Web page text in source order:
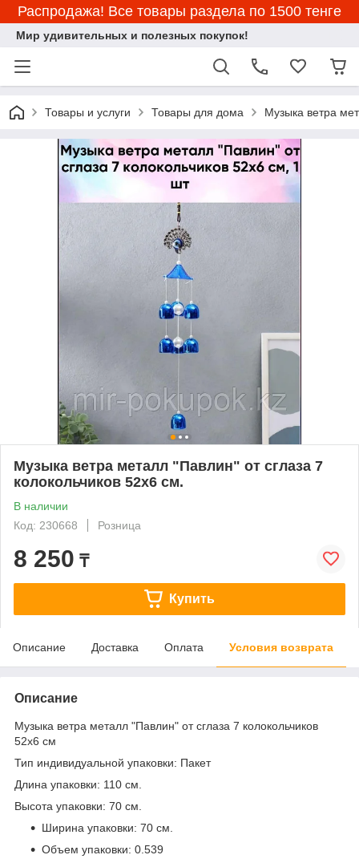
Распродажа! Все товары раздела по 1500 тенге
Мир удивительных и полезных покупок!
Товары и услуги Товары для дома Музыка ветра
Музыка ветра металл "Павлин" от сглаза 7
колокольчиков 52х6 см.
В наличии
Код: 230668
Розница
8 250 ₸
Купить
Описание Доставка Оплата Условия возврата
Описание
Музыка ветра металл "Павлин" от сглаза 7 колокольчиков
52х6 см
Тип индивидуальной упаковки: Пакет
Длина упаковки: 110 см.
Высота упаковки: 70 см.
Ширина упаковки: 70 см.
Объем упаковки: 0.539